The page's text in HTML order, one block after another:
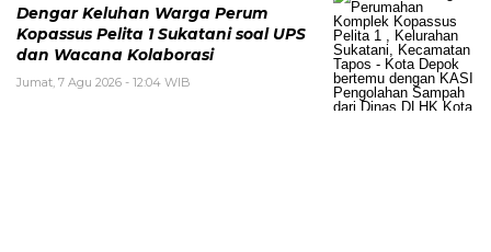
Dengar Keluhan Warga Perum
Kopassus Pelita 1 Sukatani soal UPS
dan Wacana Kolaborasi
Jumat, 7 Agu 2026 - 12:04 WIB